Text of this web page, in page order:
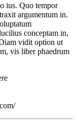
ius. Quo tempor
argumentum in.
conceptam in,
vidit option ut
vis liber phaedrum